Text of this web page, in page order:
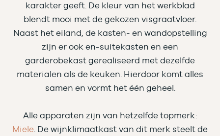
karakter geeft. De kleur van het werkblad
blendt mooi met de gekozen visgraatvloer.
Naast het eiland, de kasten- en wandopstelling
zijn er ook en-suitekasten en een
garderobekast gerealiseerd met dezelfde
materialen als de keuken. Hierdoor komt alles
samen en vormt het één geheel.
Alle apparaten zijn van hetzelfde topmerk:
Miele . De wijnklimaatkast van dit merk steelt de